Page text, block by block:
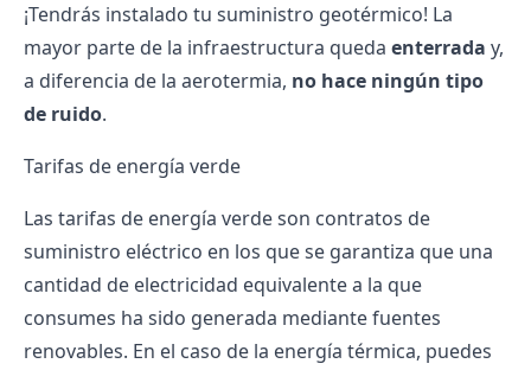
¡Tendrás instalado tu suministro geotérmico! La
mayor parte de la infraestructura queda enterrada y,
a diferencia de la aerotermia, no hace ningún tipo
de ruido.
Tarifas de energía verde
Las tarifas de energía verdeson contratos de
suministro eléctrico en los que se garantiza que una
cantidad de electricidad equivalente a la que
consumes ha sido generada mediante fuentes
renovables. En el caso de la energía térmica, puedes